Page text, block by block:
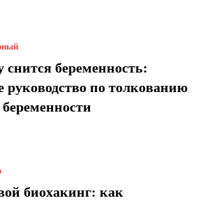
снится беременность:
руководство по толкованию
биохакинг: как